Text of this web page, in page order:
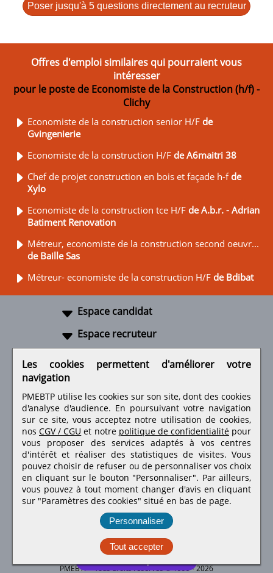
Poser jusqu'à 5 questions directement au recruteur
Offres d'emploi similaires qui pourraient vous
intéresser
pour le poste de Economiste de la Construction (h/f) -
Clichy
Economiste de la construction senior H/F de
Gvingenierie
Economiste de la construction H/F de A6maitri 38
Chef de projet construction en bois et façade h-fde
Xylo
Economiste de la construction tce H/F de A.b.r. - Adrian
Batiment Renovation
Métreur, economiste de la construction second oeuvr...
de Baille Sas
Métreur- economiste de la construction H/F de Bdibat
Espace candidat
Espace recruteur
Retrouvez-nous sur les réseaux sociaux
PMEBTP - Tous droits réservés © 1999 - 2026
Les cookies permettent d'améliorer votre
navigation
PMEBTP utilise les cookies sur son site, dont des cookies
d'analyse d'audience. En poursuivant votre navigation
sur ce site, vous acceptez notre utilisation de cookies,
nos CGV / CGU et notre politique de confidentialité pour
vous proposer des services adaptés à vos centres
d'intérêt et réaliser des statistiques de visites.Vous
pouvez choisir de refuser ou de personnaliser vos choix
en cliquant sur le bouton "Personnaliser". Par ailleurs,
vous pouvez à tout moment changer d'avis en cliquant
sur "Paramètres des cookies" situé en bas de page.
Personnaliser
Tout accepter